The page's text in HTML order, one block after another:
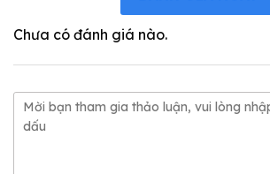
Chưa có đánh giá nào.